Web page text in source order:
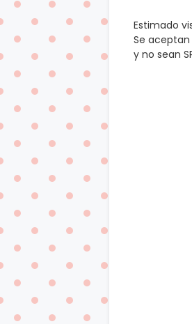
Estimado
Se
y no sean